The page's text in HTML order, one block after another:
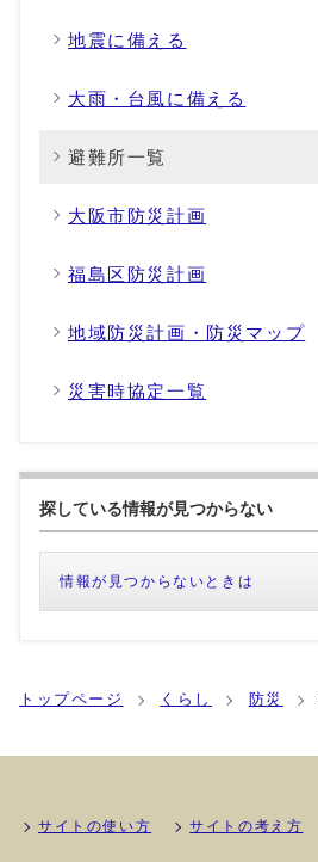
地震に備える
大雨・台風に備える
避難所一覧
大阪市防災計画
福島区防災計画
地域防災計画・防災マップ
災害時協定一覧
探している情報が見つからない
情報が見つからないときは
トップページ くらし 防災
サイトの使い方 サイトの考え方